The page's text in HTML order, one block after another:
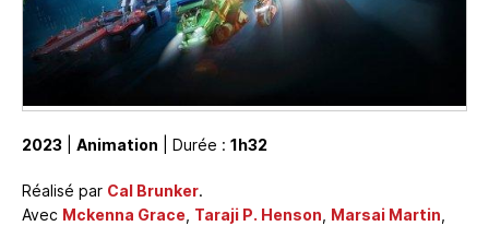
2023 Animation | Durée : 1h32
Réalisé par Cal Brunker.
Avec Mckenna Grace Taraji P. Henson Marsai Martin